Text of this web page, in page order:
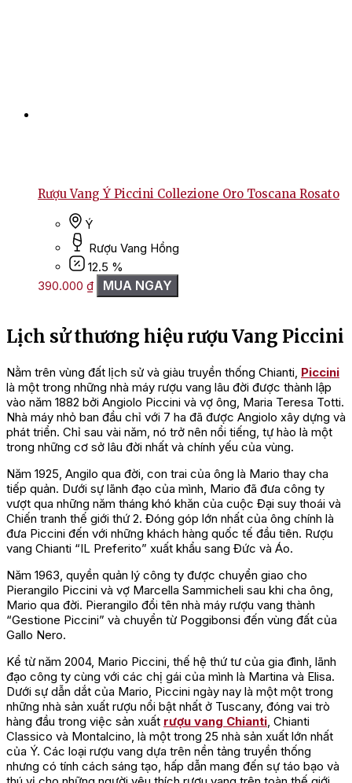
Rượu Vang Ý Piccini Collezione Oro Toscana Rosato
Ý
Rượu Vang Hồng
12.5 %
390.000 ₫ MUA NGAY
Lịch sử thương hiệu rượu Vang Piccini
Nằm trên vùng đất lịch sử và giàu truyền thống Chianti, Piccini
là một trong những nhà máy rượu vang lâu đời được thành lập
vào năm 1882 bởi Angiolo Piccini và vợ ông, Maria Teresa Totti.
Nhà máy nhỏ ban đầu chỉ với 7 ha đã được Angiolo xây dựng và
phát triển. Chỉ sau vài năm, nó trở nên nổi tiếng, tự hào là một
trong những cơ sở lâu đời nhất và chính yếu của vùng.
Năm 1925, Angilo qua đời, con trai của ông là Mario thay cha
tiếp quản. Dưới sự lãnh đạo của mình, Mario đã đưa công ty
vượt qua những năm tháng khó khăn của cuộc Đại suy thoái và
Chiến tranh thế giới thứ 2. Đóng góp lớn nhất của ông chính là
đưa Piccini đến với những khách hàng quốc tế đầu tiên. Rượu
vang Chianti “IL Preferito” xuất khẩu sang Đức và Áo.
Năm 1963, quyền quản lý công ty được chuyển giao cho
Pierangilo Piccini và vợ Marcella Sammicheli sau khi cha ông,
Mario qua đời. Pierangilo đổi tên nhà máy rượu vang thành
“Gestione Piccini” và chuyển từ Poggibonsi đến vùng đất của
Gallo Nero.
Kể từ năm 2004, Mario Piccini, thế hệ thứ tư của gia đình, lãnh
đạo công ty cùng với các chị gái của mình là Martina và Elisa.
Dưới sự dẫn dắt của Mario, Piccini ngày nay là một một trong
những nhà sản xuất rượu nổi bật nhất ở Tuscany, đóng vai trò
hàng đầu trong việc sản xuất rượu vang Chianti , Chianti
Classico và Montalcino, là một trong 25 nhà sản xuất lớn nhất
của Ý. Các loại rượu vang dựa trên nền tảng truyền thống
nhưng có tính cách sáng tạo, hấp dẫn mang đến sự táo bạo và